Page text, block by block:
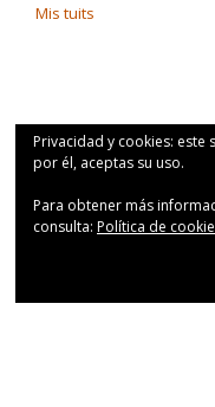
Mis tuits
Privacidad y cookies: este
por él, aceptas su uso.
Para obtener más
consulta: Política de